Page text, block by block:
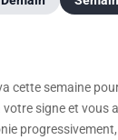
cette semaine
signe et vous